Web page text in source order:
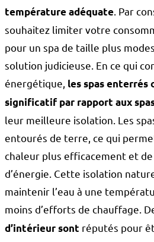
température adéquate . Par
souhaitez limiter votre
pour un spa de taille plus
solution judicieuse. En ce qui
énergétique, les spas
significatif par rapport aux
leur meilleure isolation. Les
entourés de terre, ce qui
chaleur plus efficacement et
d’énergie. Cette isolation
maintenir l’eau à une
moins d’efforts de chauffage.
d’intérieur sont réputés pour